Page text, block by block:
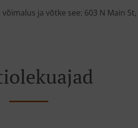
ja võtke see: 603 N Main St,